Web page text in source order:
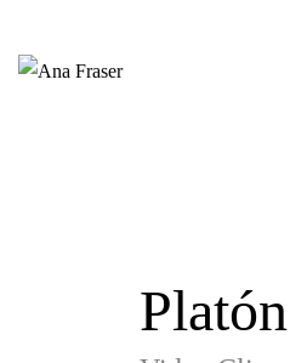
Platón